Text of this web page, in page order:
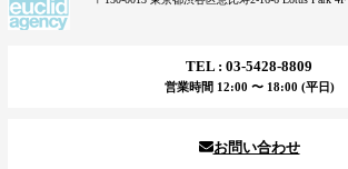
TEL : 03-5428-8809
営業時間 12:00 〜 18:00 (平日)
お問い合わせ